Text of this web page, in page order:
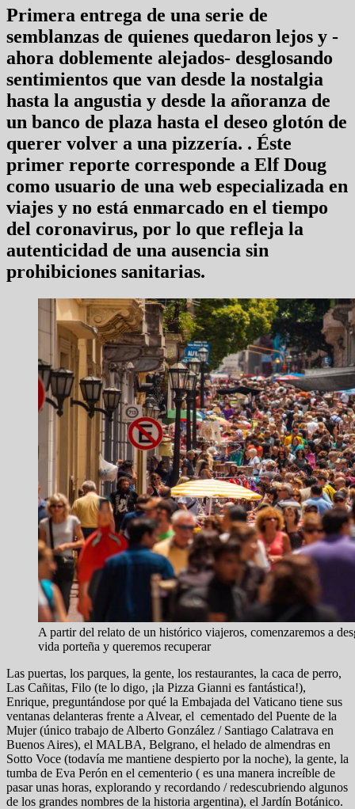
Primera entrega de una serie de
semblanzas de quienes quedaron lejos y -
ahora doblemente alejados- desglosando
sentimientos que van desde la nostalgia
hasta la angustia y desde la añoranza de
un banco de plaza hasta el deseo glotón de
querer volver a una pizzería. . Éste
primer reporte corresponde a Elf Doug
como usuario de una web especializada en
viajes y no está enmarcado en el tiempo
del coronavirus, por lo que refleja la
autenticidad de una ausencia sin
prohibiciones sanitarias.
A partir del relato de un histórico viajeros, comenzaremos a
vida porteña y queremos recuperar
Las puertas, los parques, la gente, los restaurantes, la caca de perro,
Las Cañitas, Filo (te lo digo, ¡la Pizza Gianni es fantástica!),
Enrique, preguntándose por qué la Embajada del Vaticano tiene sus
ventanas delanteras frente a Alvear, el cementado del Puente de la
Mujer (único trabajo de Alberto González / Santiago Calatrava en
Buenos Aires), el MALBA, Belgrano, el helado de almendras en
Sotto Voce (todavía me mantiene despierto por la noche), la gente, la
tumba de Eva Perón en el cementerio ( es una manera increíble de
pasar unas horas, explorando y recordando / redescubriendo algunos
de los grandes nombres de la historia argentina), el Jardín Botánico.